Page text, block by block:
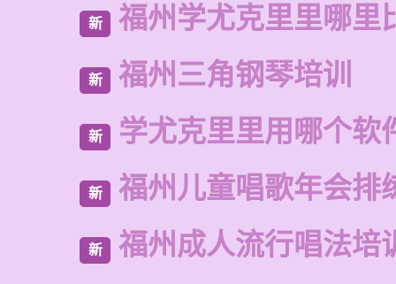
新 福州学尤克里里哪里
新 福州三角钢琴培训
新 学尤克里里用哪个软
新 福州儿童唱歌年会排
新 福州成人流行唱法培